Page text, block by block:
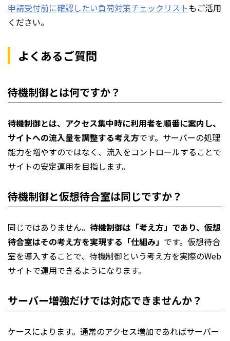
申請受付前に確認したい負荷対策チェックリストもご活用
ください。
よくあるご質問
待機制御とは何ですか？
待機制御とは、アクセス集中時に利用者を順番に案内し、
サイトへの流入量を調整する考え方です。サーバーの処理
能力を増やすのではなく、流入をコントロールすることで
サイトの安定運用を目指します。
待機制御と仮想待合室は同じですか？
同じではありません。 待機制御は「考え方」であり、仮想
待合室はその考え方を実現する「仕組み」 です。仮想待合
室を導入することで、待機制御という考え方を実際のWeb
サイトで運用できるようになります。
サーバー増強だけでは対応できませんか？
ケースによります。通常のアクセス増加であればサーバー